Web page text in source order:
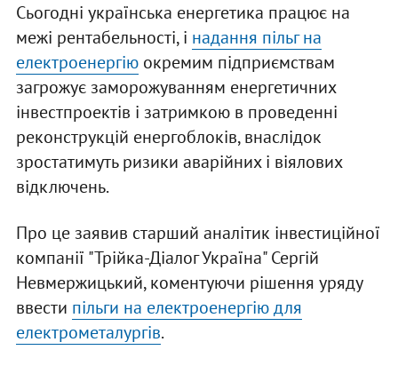
Сьогодні українська енергетика працює на
межі рентабельності, і надання пільг на
електроенергіюокремим підприємствам
загрожує заморожуванням енергетичних
інвестпроектів і затримкою в проведенні
реконструкцій енергоблоків, внаслідок
зростатимуть ризики аварійних і віялових
відключень.
Про це заявив старший аналітик інвестиційної
компанії "Трійка-Діалог Україна" Сергій
Невмержицький, коментуючи рішення уряду
ввести пільги на електроенергію для
електрометалургів.